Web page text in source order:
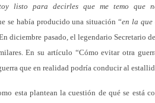
listo para decirles que me temo que
se había producido una situación “en la que
diciembre pasado, el legendario Secretario
En su artículo “Cómo evitar otra
que en realidad podría conducir al
esta plantean la cuestión de qué se está